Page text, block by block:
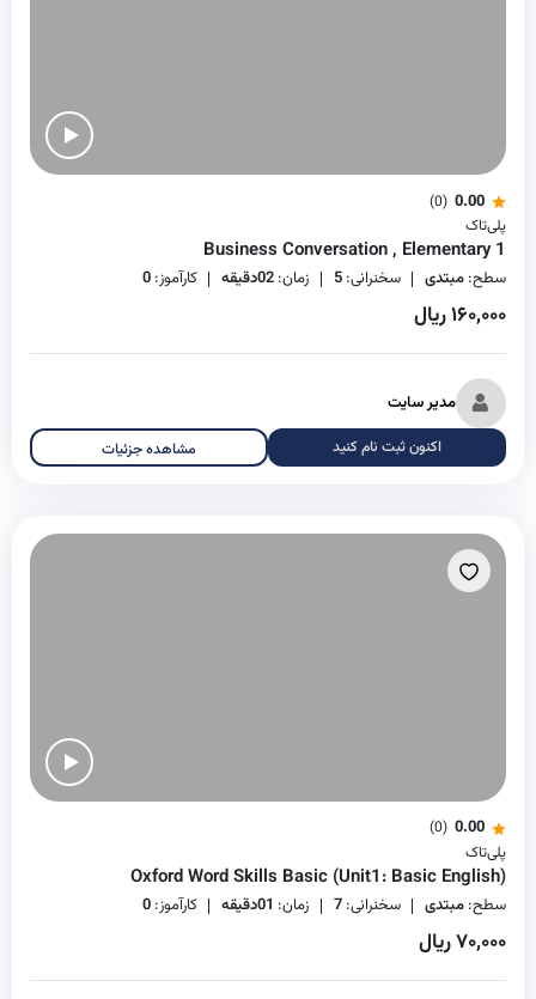
0.00
(0)
پلی‌تاک
Business Conversation , Elementary 1
سطح: مبتدی سخنرانی:5 زمان: 02دقیقه کارآموز:0
۱۶۰,۰۰۰ ریال
مدیر سایت
اکنون ثبت نام کنید
مشاهده جزئیات
0.00
(0)
پلی‌تاک
Oxford Word Skills Basic (Unit1: Basic English)
سطح: مبتدی سخنرانی:7 زمان: 01دقیقه کارآموز:0
۷۰,۰۰۰ ریال